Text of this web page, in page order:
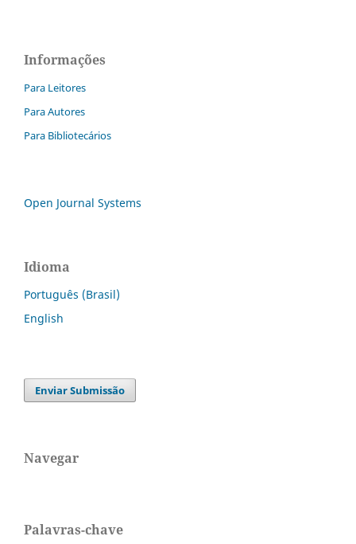
Informações
Para Leitores
Para Autores
Para Bibliotecários
Open Journal Systems
Idioma
Português (Brasil)
English
Enviar Submissão
Navegar
Palavras-chave